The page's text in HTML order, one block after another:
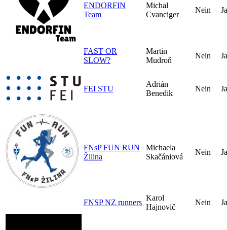
ENDORFIN
Team
Michal
Cvanciger
Nein Ja
FAST OR
SLOW?
Martin
Mudroň
Nein Ja
FEI STU
Adrián
Benedik
Nein Ja
FNsP FUN RUN
Žilina
Michaela
Skačániová
Nein Ja
FNSP NZ runners
Karol
Hajnovič
Nein Ja